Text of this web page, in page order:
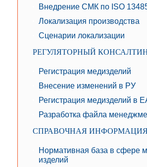
Внедрение СМК по ISO
Локализация производства
Сценарии локализации
РЕГУЛЯТОРНЫЙ
Регистрация медизделий
Внесение изменений в РУ
Регистрация медизделий в
Разработка файла
СПРАВОЧНАЯ
Нормативная база в сфере
изделий